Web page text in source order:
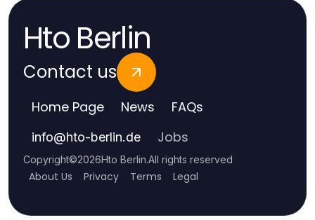
Hto Berlin
Contact us
Home Page News FAQs
info@hto-berlin.de Jobs
Copyright©2026Hto Berlin.All rights reserved
About Us Privacy Terms Legal